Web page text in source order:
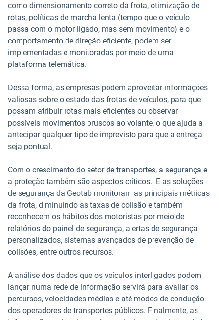
como dimensionamento correto da frota, otimização de
rotas, políticas de marcha lenta (tempo que o veículo
passa com o motor ligado, mas sem movimento) e o
comportamento de direção eficiente, podem ser
implementadas e monitoradas por meio de uma
plataforma telemática.
Dessa forma, as empresas podem aproveitar informações
valiosas sobre o estado das frotas de veículos, para que
possam atribuir rotas mais eficientes ou observar
possíveis movimentos bruscos ao volante, o que ajuda a
antecipar qualquer tipo de imprevisto para que a entrega
seja pontual.
Com o crescimento do setor de transportes, a segurança e
a proteção também são aspectos críticos. E as soluções
de segurança da Geotab monitoram as principais métricas
da frota, diminuindo as taxas de colisão e também
reconhecem os hábitos dos motoristas por meio de
relatórios do painel de segurança, alertas de segurança
personalizados, sistemas avançados de prevenção de
colisões, entre outros recursos.
A análise dos dados que os veículos interligados podem
lançar numa rede de informação servirá para avaliar os
percursos, velocidades médias e até modos de condução
dos operadores de transportes públicos. Finalmente, as